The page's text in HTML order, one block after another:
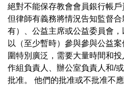
絕對不能保存教會會員銀行帳戶
但律師有義務將情況告知監督
有）、公益主席或公益委員會
以（至少暫時）參與參與公益
圍特別廣泛，需要大量時間和
作組負責人、辦公室負責人和/
批准。 他們的批准或不批准不